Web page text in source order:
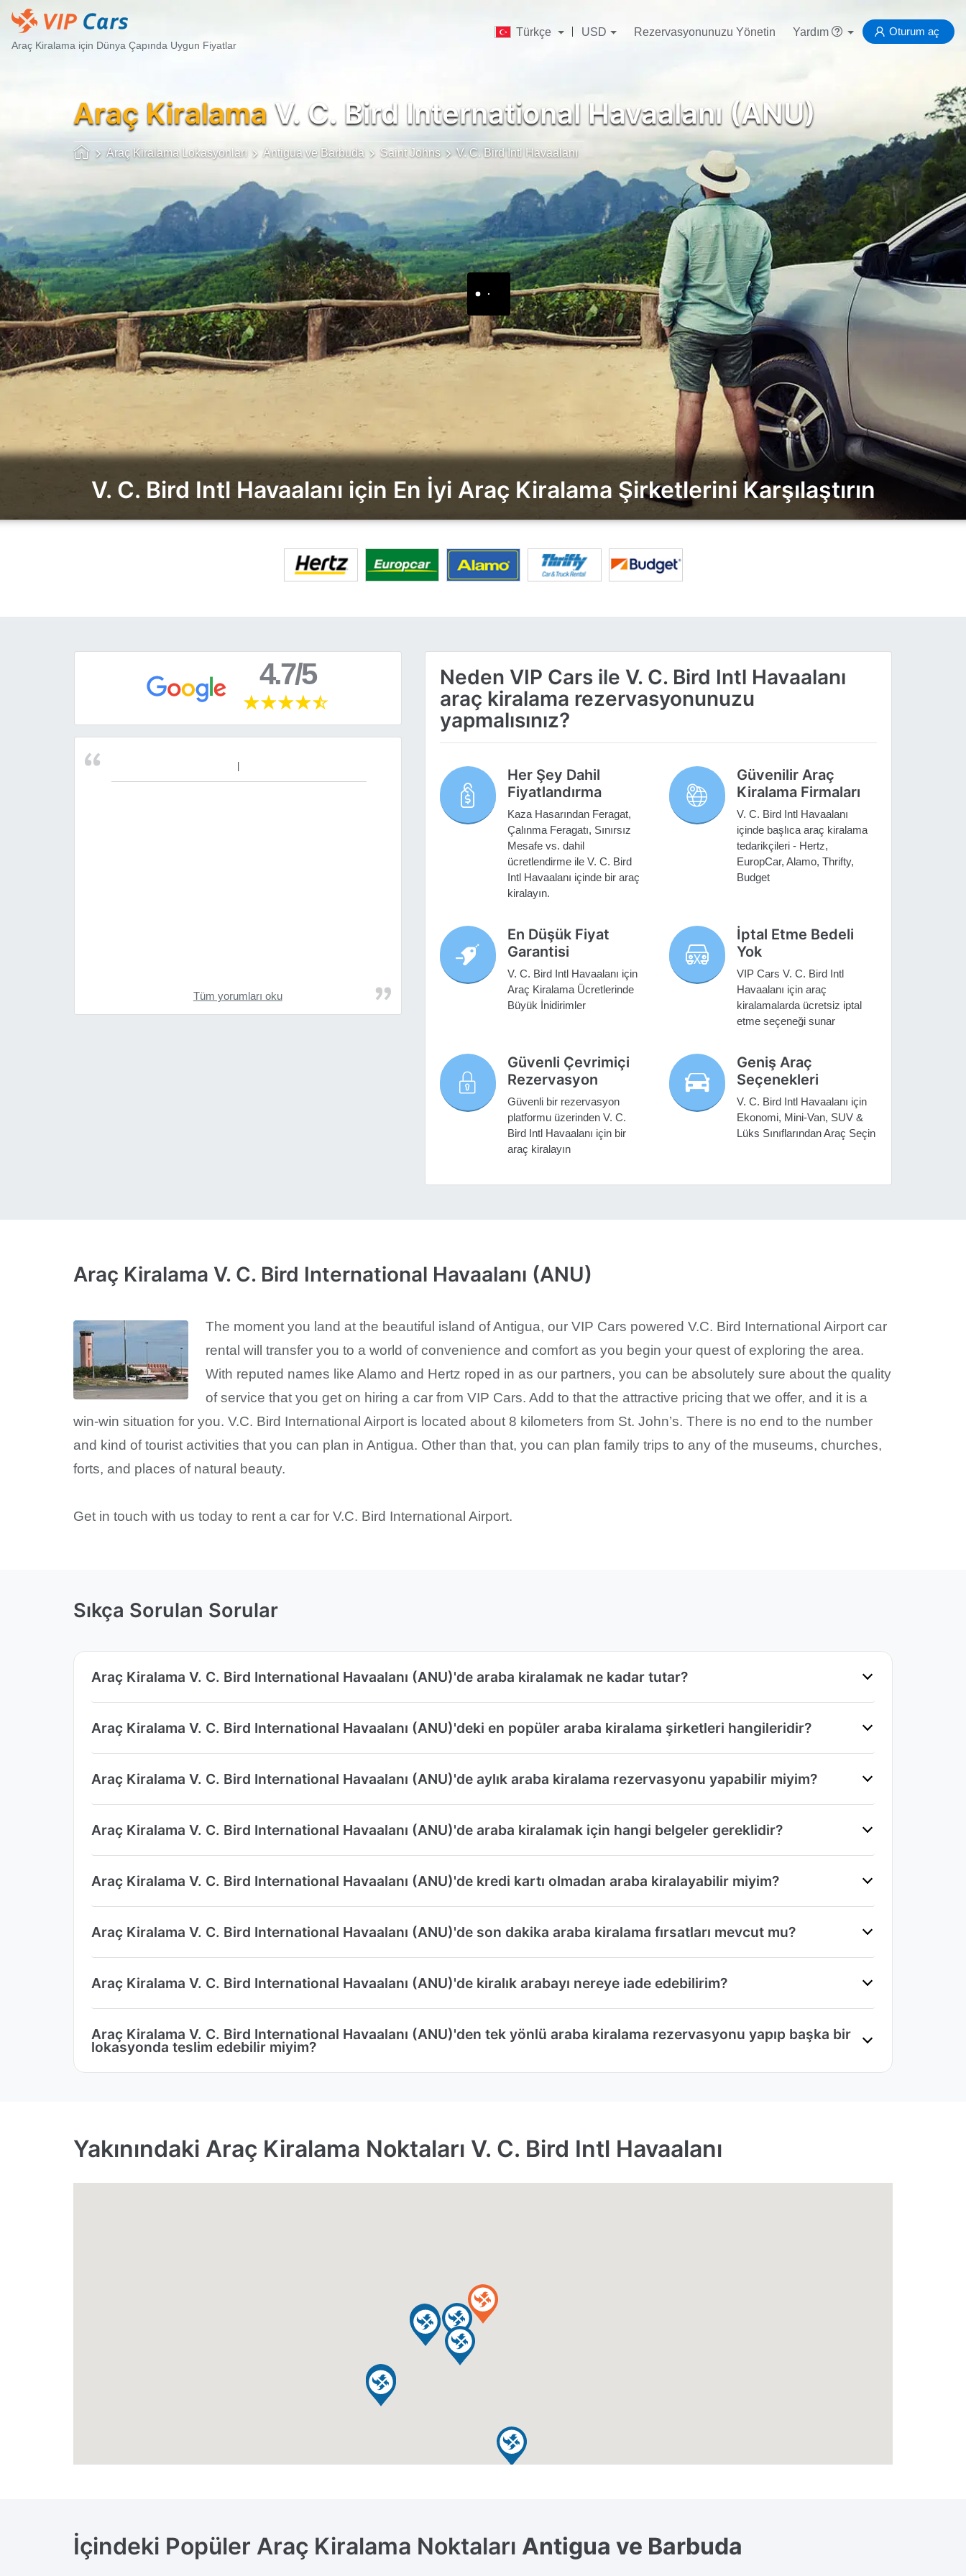
Araç Kiralama için Dünya Çapında Uygun Fiyatlar
Türkçe USD Rezervasyonunuzu Yönetin Yardım Oturum aç
Araç Kiralama V. C. Bird International Havaalanı (ANU)
Araç Kiralama Lokasyonları Antigua ve Barbuda Saint Johns V. C. Bird Intl Havaalanı
V. C. Bird Intl Havaalanı için En İyi Araç Kiralama Şirketlerini Karşılaştırın
4.7/5
Tüm yorumları oku
Neden VIP Cars ile V. C. Bird Intl Havaalanı
araç kiralama rezervasyonunuzu
yapmalısınız?
Her Şey Dahil
Fiyatlandırma
Kaza Hasarından Feragat,
Çalınma Feragatı, Sınırsız
Mesafe vs. dahil
ücretlendirme ile V. C. Bird
Intl Havaalanı içinde bir araç
kiralayın.
Güvenilir Araç
Kiralama Firmaları
V. C. Bird Intl Havaalanı
içinde başlıca araç kiralama
tedarikçileri - Hertz,
EuropCar, Alamo, Thrifty,
Budget
En Düşük Fiyat
Garantisi
V. C. Bird Intl Havaalanı için
Araç Kiralama Ücretlerinde
Büyük İnidirimler
İptal Etme Bedeli
Yok
VIP Cars V. C. Bird Intl
Havaalanı için araç
kiralamalarda ücretsiz iptal
etme seçeneği sunar
Güvenli Çevrimiçi
Rezervasyon
Güvenli bir rezervasyon
platformu üzerinden V. C.
Bird Intl Havaalanı için bir
araç kiralayın
Geniş Araç
Seçenekleri
V. C. Bird Intl Havaalanı için
Ekonomi, Mini-Van, SUV &
Lüks Sınıflarından Araç Seçin
Araç Kiralama V. C. Bird International Havaalanı (ANU)
The moment you land at the beautiful island of Antigua, our VIP Cars powered V.C. Bird International Airport car
rental will transfer you to a world of convenience and comfort as you begin your quest of exploring the area.
With reputed names like Alamo and Hertz roped in as our partners, you can be absolutely sure about the quality
of service that you get on hiring a car from VIP Cars. Add to that the attractive pricing that we offer, and it is a
win-win situation for you. V.C. Bird International Airport is located about 8 kilometers from St. John’s. There is no end to the number
and kind of tourist activities that you can plan in Antigua. Other than that, you can plan family trips to any of the museums, churches,
forts, and places of natural beauty.
Get in touch with us today to rent a car for V.C. Bird International Airport.
Sıkça Sorulan Sorular
Araç Kiralama V. C. Bird International Havaalanı (ANU)'de araba kiralamak ne kadar tutar?
Araç Kiralama V. C. Bird International Havaalanı (ANU)'deki en popüler araba kiralama şirketleri hangileridir?
Araç Kiralama V. C. Bird International Havaalanı (ANU)'de aylık araba kiralama rezervasyonu yapabilir miyim?
Araç Kiralama V. C. Bird International Havaalanı (ANU)'de araba kiralamak için hangi belgeler gereklidir?
Araç Kiralama V. C. Bird International Havaalanı (ANU)'de kredi kartı olmadan araba kiralayabilir miyim?
Araç Kiralama V. C. Bird International Havaalanı (ANU)'de son dakika araba kiralama fırsatları mevcut mu?
Araç Kiralama V. C. Bird International Havaalanı (ANU)'de kiralık arabayı nereye iade edebilirim?
Araç Kiralama V. C. Bird International Havaalanı (ANU)'den tek yönlü araba kiralama rezervasyonu yapıp başka bir
lokasyonda teslim edebilir miyim?
Yakınındaki Araç Kiralama Noktaları V. C. Bird Intl Havaalanı
İçindeki Popüler Araç Kiralama Noktaları Antigua ve Barbuda